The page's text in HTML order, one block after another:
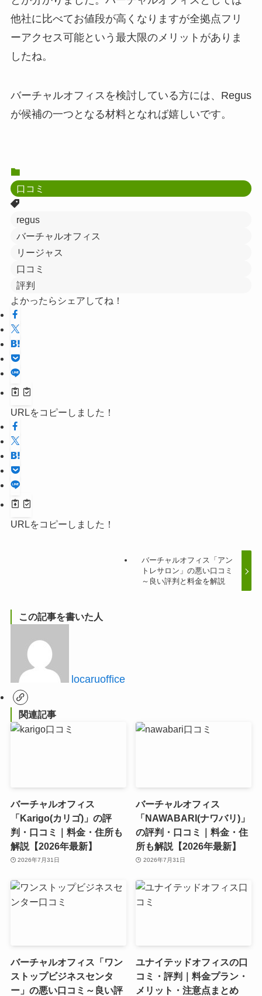
他社に比べてお値段が高くなりますが全拠点フリ
ーアクセス可能という最大限のメリットがありま
したね。
バーチャルオフィスを検討している方には、Regus
が候補の一つとなる材料となれば嬉しいです。
口コミ
regus
バーチャルオフィス
リージャス
口コミ
評判
よかったらシェアしてね！
URLをコピーしました！
URLをコピーしました！
バーチャルオフィス「アン
トレサロン」の悪い口コミ
～良い評判と料金を解説
この記事を書いた人
locaruoffice
関連記事
バーチャルオフィス
「Karigo(カリゴ)」の評
判・口コミ｜料金・住所も
解説【2026年最新】
2026年7月31日
バーチャルオフィス
「NAWABARI(ナワバリ)」
の評判・口コミ｜料金・住
所も解説【2026年最新】
2026年7月31日
バーチャルオフィス「ワン
ストップビジネスセンタ
ー」の悪い口コミ～良い評
ユナイテッドオフィスの口
コミ・評判｜料金プラン・
メリット・注意点まとめ